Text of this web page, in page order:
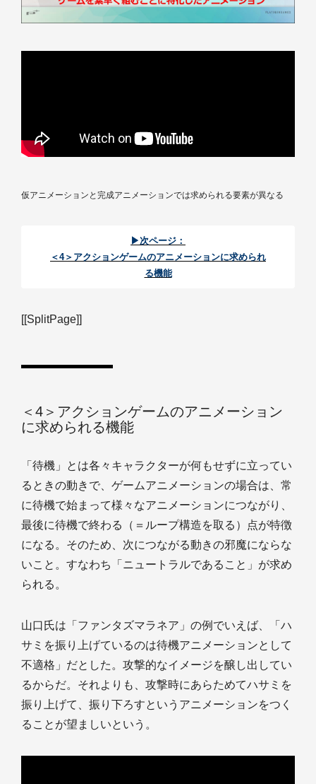
仮アニメーションと完成アニメーションでは求められる要素が異なる
▶次ページ：
＜4＞アクションゲームのアニメーションに求められ
る機能
[[SplitPage]]
＜4＞アクションゲームのアニメーション
に求められる機能
「待機」とは各々キャラクターが何もせずに立ってい
るときの動きで、ゲームアニメーションの場合は、常
に待機で始まって様々なアニメーションにつながり、
最後に待機で終わる（＝ループ構造を取る）点が特徴
になる。そのため、次につながる動きの邪魔にならな
いこと。すなわち「ニュートラルであること」が求め
られる。
山口氏は「ファンタズマラネア」の例でいえば、「ハ
サミを振り上げているのは待機アニメーションとして
不適格」だとした。攻撃的なイメージを醸し出してい
るからだ。それよりも、攻撃時にあらためてハサミを
振り上げて、振り下ろすというアニメーションをつく
ることが望ましいという。